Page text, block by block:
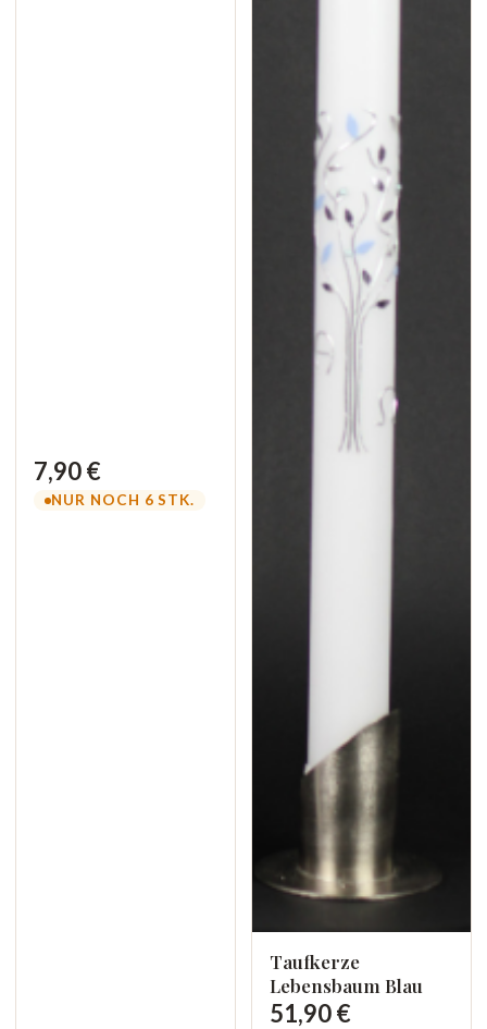
7,90 €
NUR NOCH 6 STK.
Taufkerze
Lebensbaum Blau
51,90 €